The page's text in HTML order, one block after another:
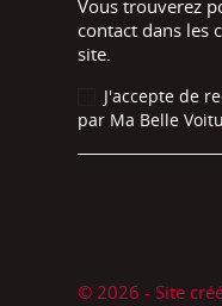
Vous trouverez
contact dans les
site.
J'accepte de
par Ma Belle
© 2026 - Site